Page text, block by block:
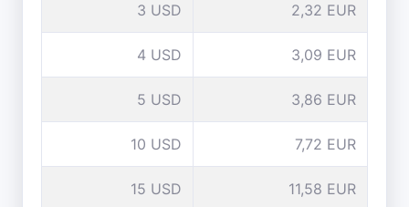
3 USD 2,32 EUR
4 USD 3,09 EUR
5 USD 3,86 EUR
10 USD 7,72 EUR
15 USD 11,58 EUR